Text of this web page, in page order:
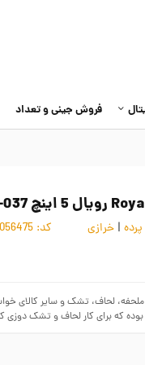
فروش جینی و تعداد
| خرازی کد:
لحاف، تشک و سایر کالای